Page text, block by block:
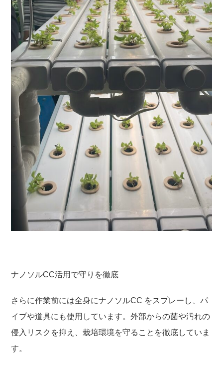
ナノソルCC活用で守りを徹底
さらに作業前には全身にナノソルCC をスプレーし、パ
イプや道具にも使用しています。外部からの菌や汚れの
侵入リスクを抑え、栽培環境を守ることを徹底していま
す。